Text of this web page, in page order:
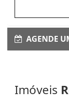
AGENDE
Imóveis